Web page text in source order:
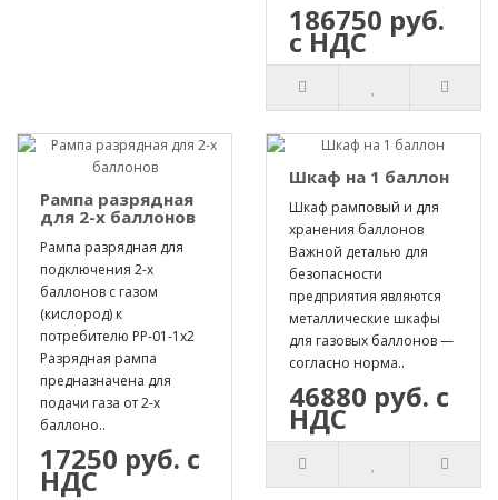
186750 руб.
с НДС
Рампа разрядная
для 2-х баллонов
Рампа разрядная для
подключения 2-х
баллонов с газом
(кислород) к
потребителю РР-01-1х2
Разрядная рампа
предназначена для
подачи газа от 2-х
баллоно..
17250 руб. с
НДС
Шкаф на 1 баллон
Шкаф рамповый и для
хранения баллонов
Важной деталью для
безопасности
предприятия являются
металлические шкафы
для газовых баллонов —
согласно норма..
46880 руб. с
НДС